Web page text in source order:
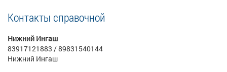
Контакты справочной
Нижний Ингаш
83917121883 / 89831540144
Нижний Ингаш